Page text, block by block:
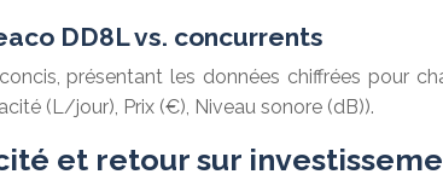
DD8L vs. concurrents
présentant les données chiffrées pour
(L/jour), Prix (€), Niveau sonore (dB)).
et retour sur